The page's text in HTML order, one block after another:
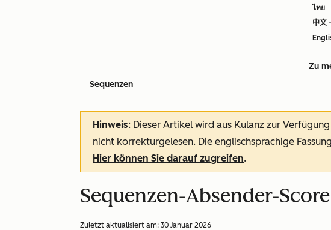
ไทย
中文
Zu
Sequenzen
Hinweis: Dieser Artikel wird aus Kulanz zur
nicht korrekturgelesen. Die englischsprachige
Hier können Sie darauf zugreifen.
Sequenzen-Absender-
Zuletzt aktualisiert am: 30 Januar 2026